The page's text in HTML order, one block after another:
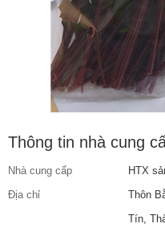
Thông tin nhà cung
Nhà cung cấp
HTX
Địa chỉ
Thôn
Tín,